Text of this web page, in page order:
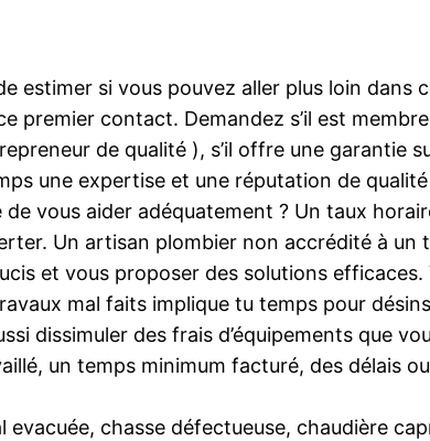
estimer si vous pouvez aller plus loin dans
premier contact. Demandez s’il est
de qualité ), s’il offre une garantie
une expertise et une réputation de
vous aider adéquatement ? Un taux
Un artisan plombier non accrédité à un
et vous proposer des solutions efficaces.
mal faits implique tu temps pour
dissimuler des frais d’équipements que
un temps minimum facturé, des délais
chasse défectueuse, chaudière